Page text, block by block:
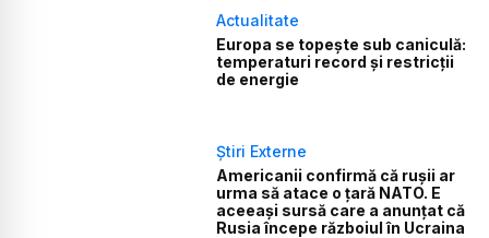
Actualitate
Europa se topește sub caniculă:
temperaturi record și restricții
de energie
Știri Externe
Americanii confirmă că rușii ar
urma să atace o țară NATO. E
aceeași sursă care a anunțat că
Rusia începe războiul în Ucraina